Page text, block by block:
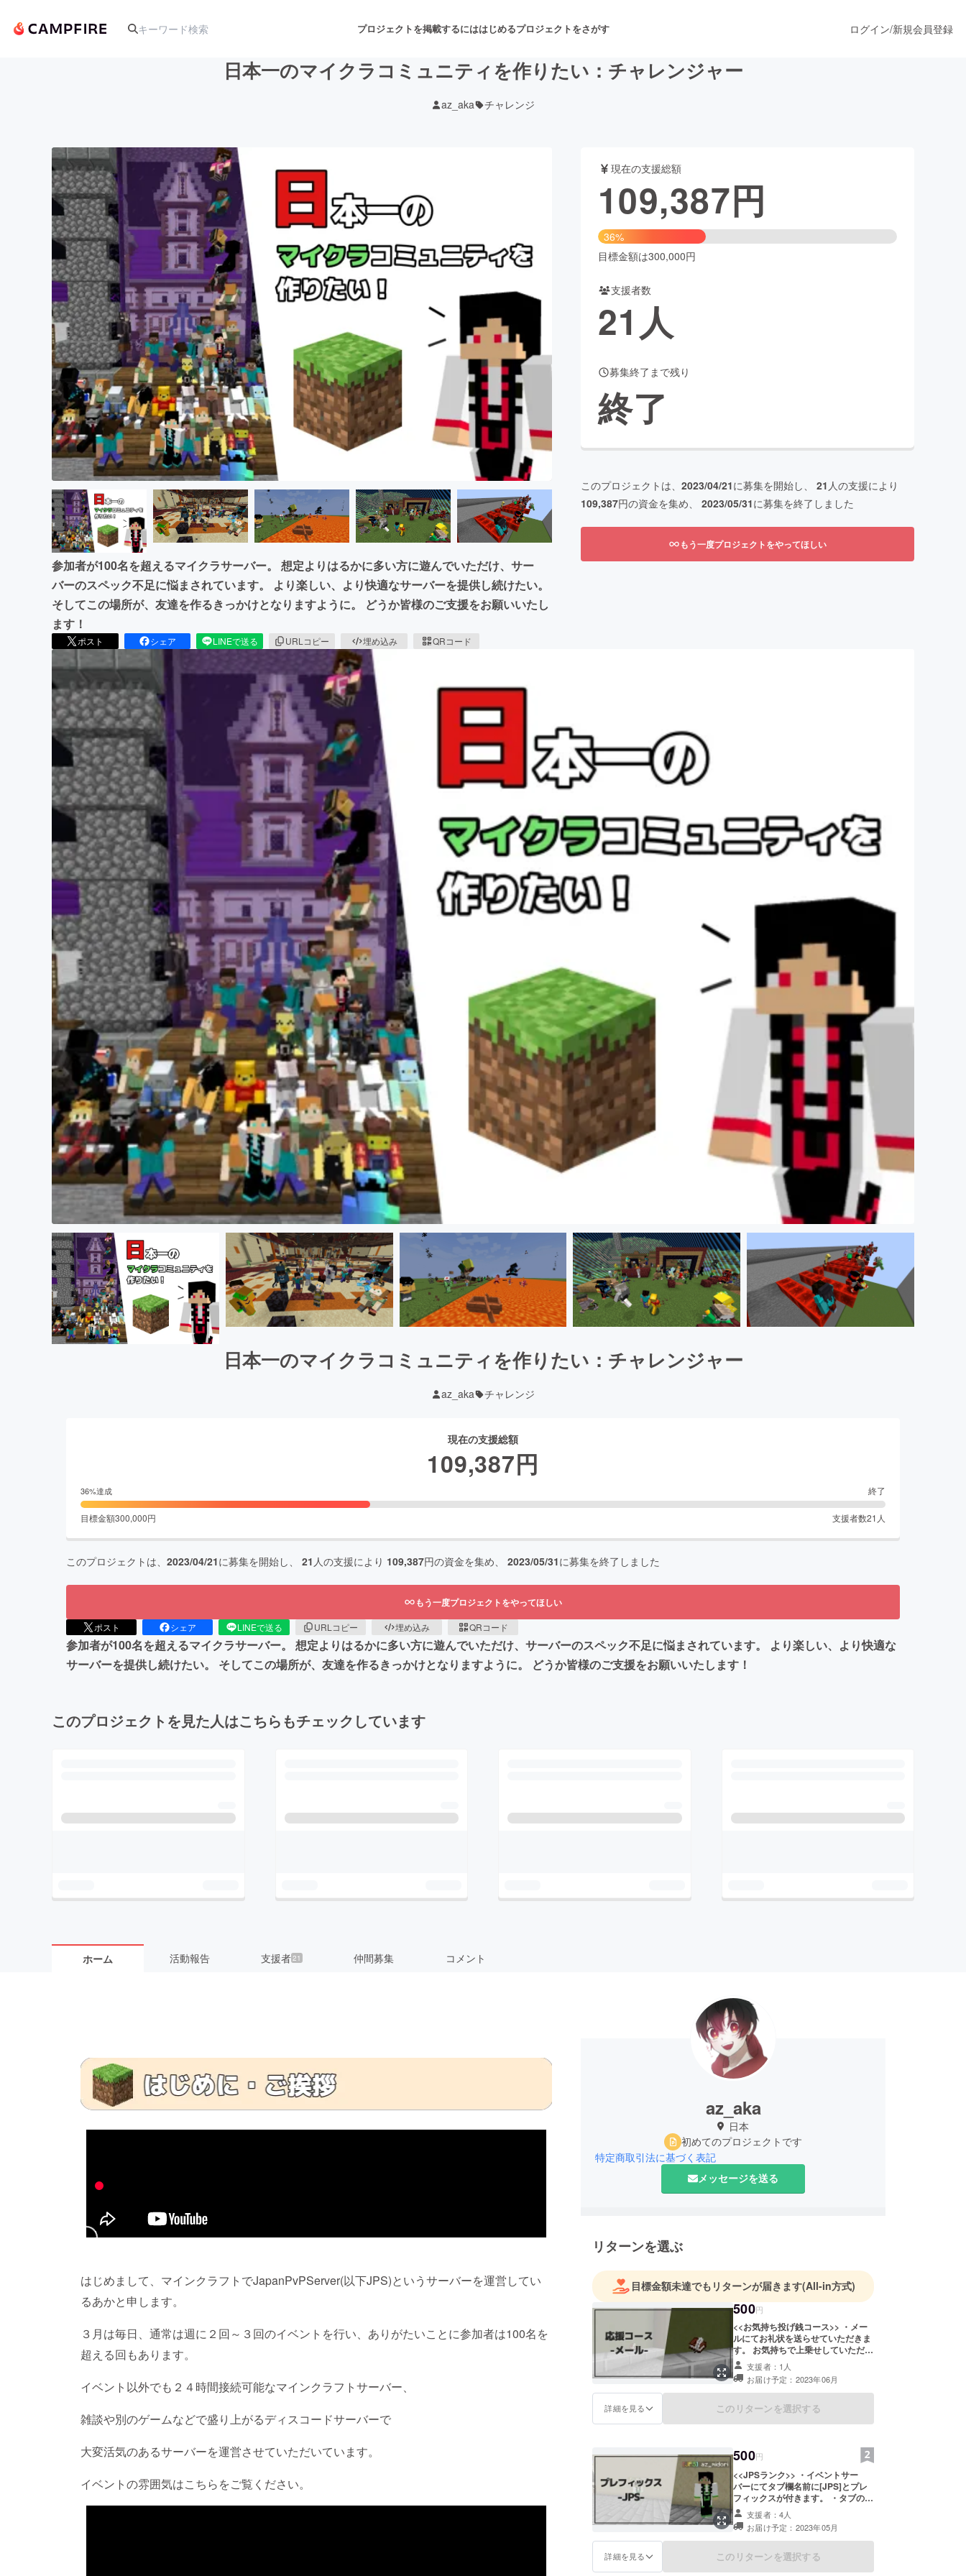
プロジェクトを掲載するにははじめるプロジェクトをさがす
アート・写真 舞台・パフォーマンス
テクノロジー・ガジェット ゲーム・サービス開発 ファッション
映像・映画 書籍・雑誌出版 アニメ・漫画
ビジネス・起業 チャレンジ ビューティー・ヘルスケア
まちづくり・地域活性化
CAMPFIRE for Social Good CAMPFIRE Creation
CAMPFIREふるさと納税machi-ya
ログイン/新規会員登録
日本一のマイクラコミュニティを作りたい：チャレンジャー
az_aka チャレンジ
参加者が100名を超えるマイクラサーバー。 想定よりはるかに多い方に遊んでいただけ、サー
バーのスペック不足に悩まされています。 より楽しい、より快適なサーバーを提供し続けたい。
そしてこの場所が、友達を作るきっかけとなりますように。 どうか皆様のご支援をお願いいたし
ます！
ポスト シェア LINEで送る URLコピー 埋め込み QRコード
現在の支援総額
109,387円
36%
目標金額は300,000円
支援者数
21 人
募集終了まで残り
終了
このプロジェクトは、 2023/04/21に募集を開始し、 21 人の支援により
109,387円の資金を集め、 2023/05/31に募集を終了しました
もう一度プロジェクトをやってほしい
日本一のマイクラコミュニティを作りたい：チャレンジャー
az_aka チャレンジ
現在の支援総額
109,387円
36%達成 終了
目標金額300,000円 支援者数21 人
このプロジェクトは、 2023/04/21に募集を開始し、 21 人の支援により 109,387円の資金を集め、 2023/05/31に募集を終了しました
もう一度プロジェクトをやってほしい
ポスト シェア LINEで送る URLコピー 埋め込み QRコード
参加者が100名を超えるマイクラサーバー。 想定よりはるかに多い方に遊んでいただけ、サーバーのスペック不足に悩まされています。 より楽しい、より快適な
サーバーを提供し続けたい。 そしてこの場所が、友達を作るきっかけとなりますように。 どうか皆様のご支援をお願いいたします！
このプロジェクトを見た人はこちらもチェックしています
ホーム 活動報告 支援者21 仲間募集 コメント
はじめまして、マインクラフトでJapanPvPServer(以下JPS)というサーバーを運営してい
るあかと申します。
３月は毎日、通常は週に２回～３回のイベントを行い、ありがたいことに参加者は100名を
超える回もあります。
イベント以外でも２４時間接続可能なマインクラフトサーバー、
雑談や別のゲームなどで盛り上がるディスコードサーバーで
大変活気のあるサーバーを運営させていただいています。
イベントの雰囲気はこちらをご覧ください。
az_aka
日本
初めてのプロジェクトです
特定商取引法に基づく表記
メッセージを送る
リターンを選ぶ
目標金額未達でもリターンが届きます(All-in方式)
500円
<<お気持ち投げ銭コース>> ・メー
ルにてお礼状を送らせていただきま
す。 お気持ちで上乗せしていただけ
ると目標達成しやすく、大変励みに
なります！
支援者：1人
お届け予定：2023年06月
詳細を見る このリターンを選択する
500円
<<JPSランク>> ・イベントサー
バーにてタブ欄名前に[JPS]とプレ
フィックスが付きます。 ・タブの色
が黄色になります。 ※1.プレフィッ
クスはJava版の方のみのリターンに
なります。 ※2.備考欄にマイクラ
ID、DiscordIDの記載をお願いしま
す。 ※3.スタートアップサーバーの
支援者：4人
お届け予定：2023年05月
詳細を見る このリターンを選択する